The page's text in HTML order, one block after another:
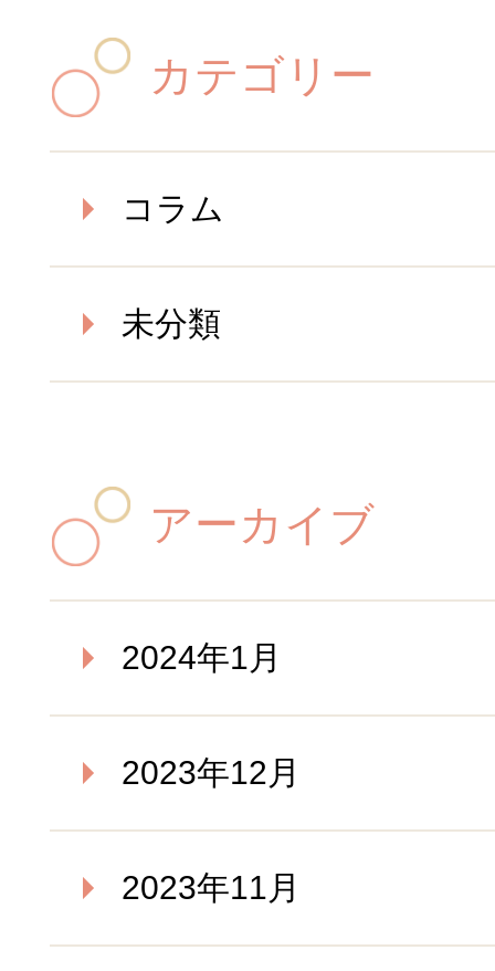
カテゴリー
コラム
未分類
アーカイブ
2024年1月
2023年12月
2023年11月